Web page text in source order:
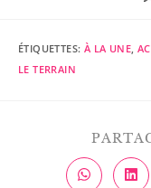
ÉTIQUETTES: À LA UNE,
LE TERRAIN